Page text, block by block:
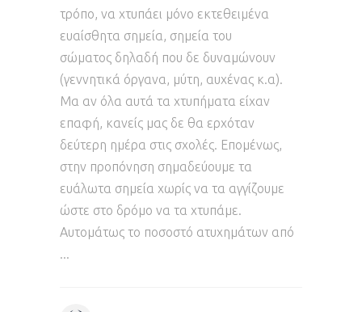
τρόπο, να χτυπάει μόνο εκτεθειμένα
ευαίσθητα σημεία, σημεία του
σώματος δηλαδή που δε δυναμώνουν
(γεννητικά όργανα, μύτη, αυχένας κ.α).
Μα αν όλα αυτά τα χτυπήματα είχαν
επαφή, κανείς μας δε θα ερχόταν
δεύτερη ημέρα στις σχολές. Επομένως,
στην προπόνηση σημαδεύουμε τα
ευάλωτα σημεία χωρίς να τα αγγίζουμε
ώστε στο δρόμο να τα χτυπάμε.
Αυτομάτως το ποσοστό ατυχημάτων από